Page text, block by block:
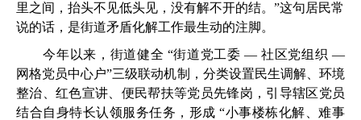
里之间，抬头不见低头见，没有解不开的结。”这句居民常
说的话，是街道矛盾化解工作最生动的注脚。
今年以来，街道健全 “街道党工委 — 社区党组织 —
网格党员中心户”三级联动机制，分类设置民生调解、环境
整治、红色宣讲、便民帮扶等党员先锋岗，引导辖区党员
结合自身特长认领服务任务，形成 “小事楼栋化解、难事